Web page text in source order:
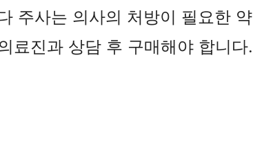
주사는 의사의 처방이 필요한 약
료진과 상담 후 구매해야 합니다.